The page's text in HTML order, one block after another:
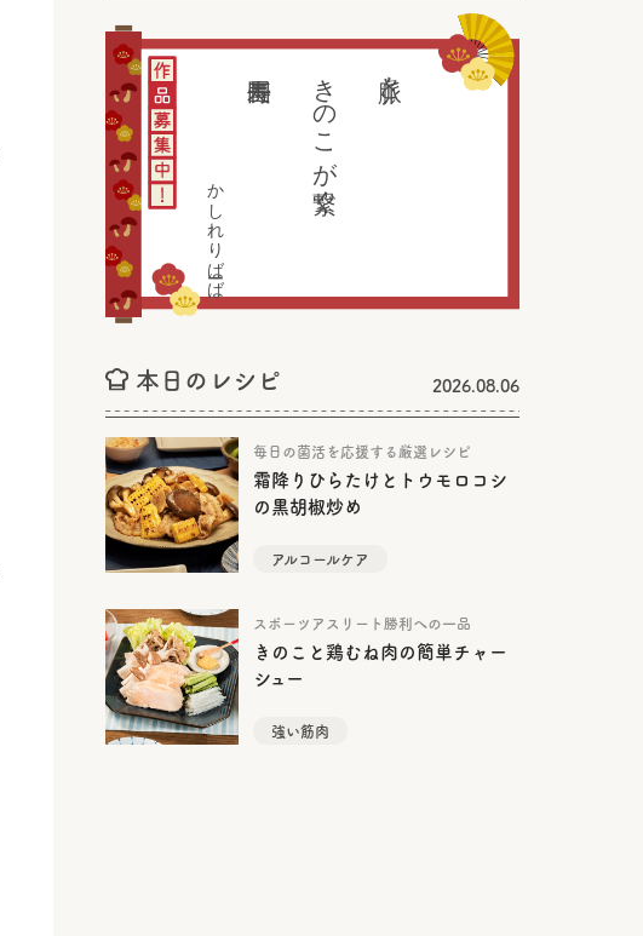
脈々と
きのこが繋ぐ
かしれりばーば
本日のレシピ 2026.08.06
毎日の菌活を応援する厳選レシピ
霜降りひらたけとトウモロコシ
の黒胡椒炒め
アルコールケア
スポーツアスリート勝利への一品
きのこと鶏むね肉の簡単チャー
シュー
強い筋肉